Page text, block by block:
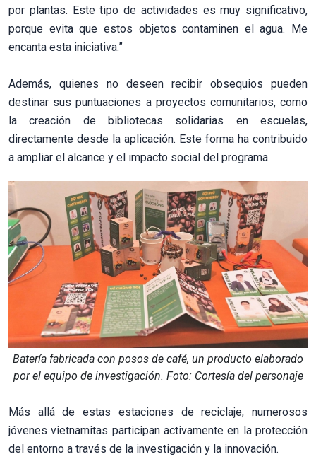
por plantas. Este tipo de actividades es muy significativo,
porque evita que estos objetos contaminen el agua. Me
encanta esta iniciativa.”
Además, quienes no deseen recibir obsequios pueden
destinar sus puntuaciones a proyectos comunitarios, como
la creación de bibliotecas solidarias en escuelas,
directamente desde la aplicación. Este forma ha contribuido
a ampliar el alcance y el impacto social del programa.
Batería fabricada con posos de café, un producto elaborado
por el equipo de investigación. Foto: Cortesía del personaje
Más allá de estas estaciones de reciclaje, numerosos
jóvenes vietnamitas participan activamente en la protección
del entorno a través de la investigación y la innovación.